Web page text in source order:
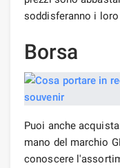
soddisferanno i
Borsa
Puoi anche
mano del marchio
conoscere